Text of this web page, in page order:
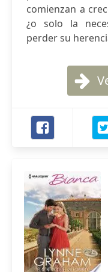
comienzan a
¿o solo la
perder su